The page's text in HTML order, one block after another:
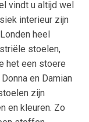
vindt u altijd wel
interieur zijn
heel
stoelen,
het een stoere
en Damian
zijn
en kleuren. Zo